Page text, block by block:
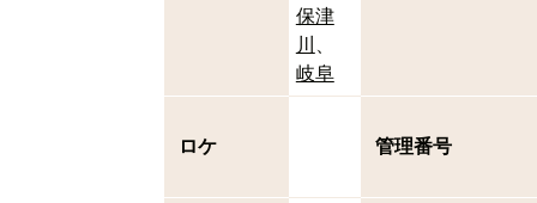
保津
川
岐阜
ロケ 管理番号